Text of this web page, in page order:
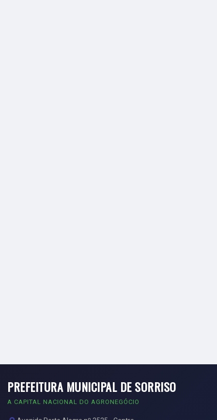
PREFEITURA MUNICIPAL DE SORRISO
A CAPITAL NACIONAL DO AGRONEGÓCIO